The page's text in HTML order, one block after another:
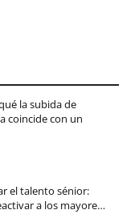
la subida de
coincide con un
el talento sénior:
a los mayore…